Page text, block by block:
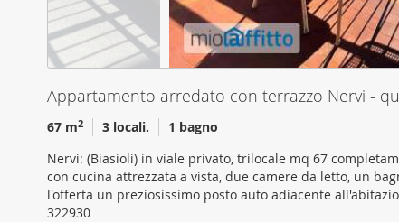
servizi.
e
l
n
s
Appartamento arredato con terrazzo Nervi -
67 m2 3 locali.
1 bagno
Nervi: (Biasioli) in viale privato, trilocale mq 67
con cucina attrezzata a vista, due camere da letto, un
l'offerta un preziosissimo posto auto adiacente
322930